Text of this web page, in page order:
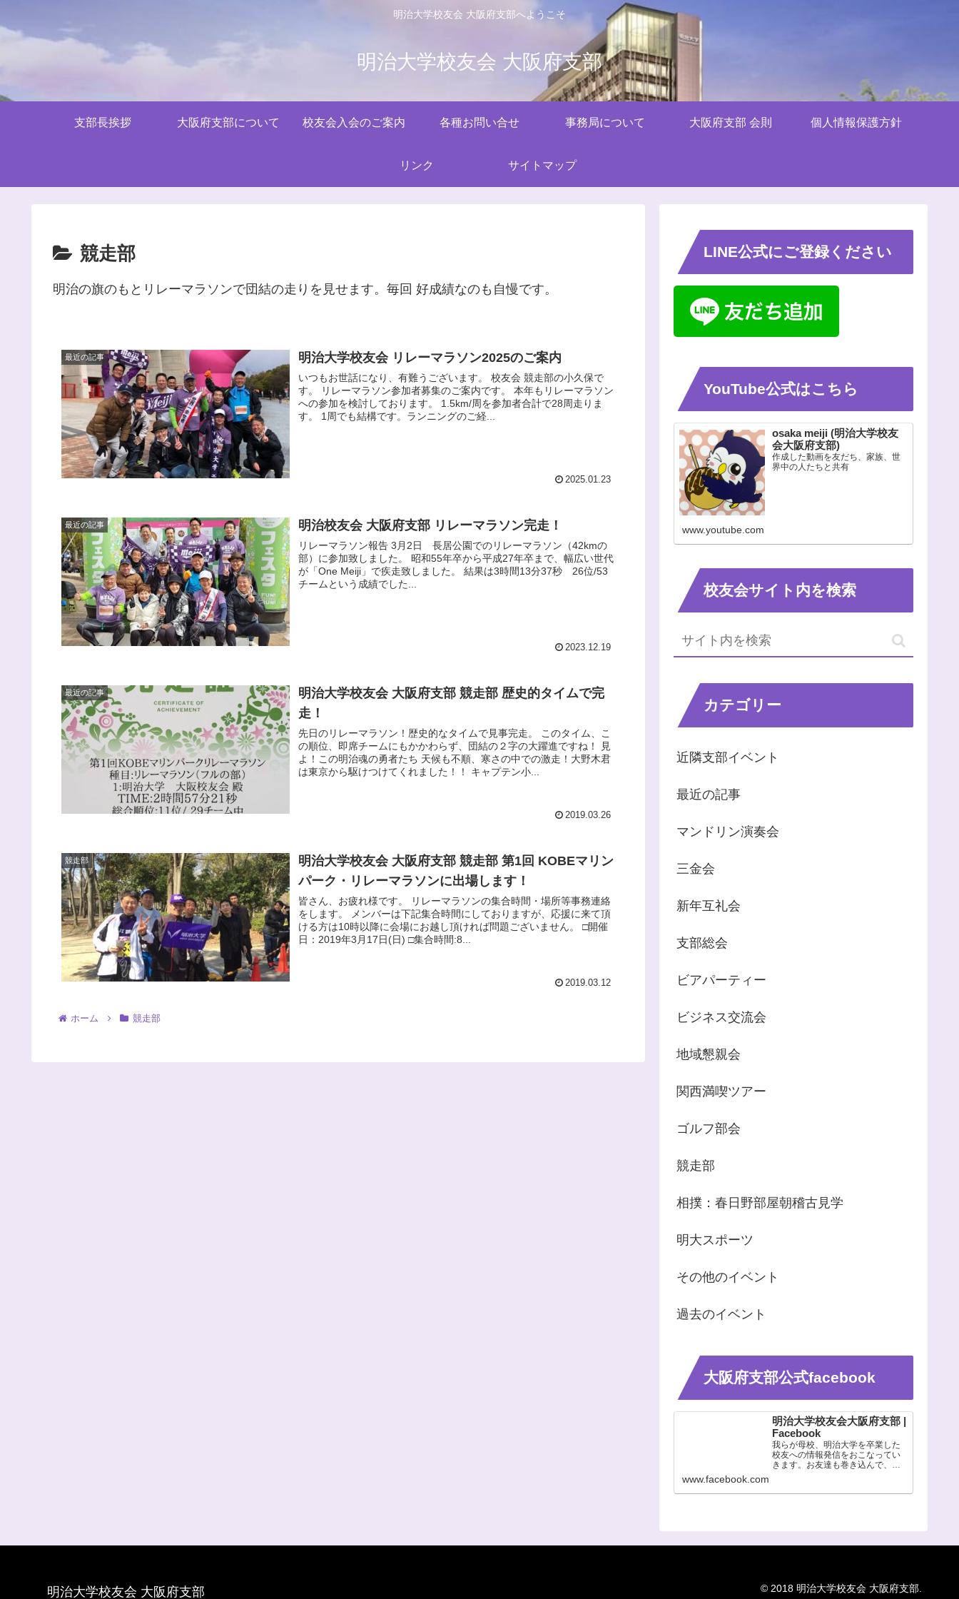
明治大学校友会 大阪府支部へようこそ
明治大学校友会 大阪府支部
支部長挨拶 大阪府支部について 校友会入会のご案内 各種お問い合せ 事務局について 大阪府支部 会則 個人情報保護方針
リンク サイトマップ
競走部
明治の旗のもとリレーマラソンで団結の走りを見せます。毎回 好成績なのも自慢です。
最近の記事 明治大学校友会 リレーマラソン2025のご案内
いつもお世話になり、有難うございます。 校友会 競走部の小久保で
す。 リレーマラソン参加者募集のご案内です。 本年もリレーマラソン
への参加を検討しております。 1.5km/周を参加者合計で28周走りま
す。 1周でも結構です。ランニングのご経...
2025.01.23
最近の記事 明治校友会 大阪府支部 リレーマラソン完走！
リレーマラソン報告 3月2日 長居公園でのリレーマラソン（42kmの
部）に参加致しました。 昭和55年卒から平成27年卒まで、幅広い世代
が「One Meiji」で疾走致しました。 結果は3時間13分37秒 26位/53
チームという成績でした...
2023.12.19
最近の記事
明治大学校友会 大阪府支部 競走部 歴史的タイムで完
走！
先日のリレーマラソン！歴史的なタイムで見事完走。 このタイム、こ
の順位、即席チームにもかかわらず、団結の２字の大躍進ですね！ 見
よ！この明治魂の勇者たち 天候も不順、寒さの中での激走！大野木君
は東京から駆けつけてくれました！！ キャプテン小...
2019.03.26
競走部
明治大学校友会 大阪府支部 競走部 第1回 KOBEマリン
パーク・リレーマラソンに出場します！
皆さん、お疲れ様です。 リレーマラソンの集合時間・場所等事務連絡
をします。 メンバーは下記集合時間にしておりますが、応援に来て頂
ける方は10時以降に会場にお越し頂ければ問題ございません。 □開催
日：2019年3月17日(日) □集合時間:8...
2019.03.12
ホーム 競走部
LINE公式にご登録ください
YouTube公式はこちら
osaka meiji (明治大学校友
会大阪府支部)
作成した動画を友だち、家族、世
界中の人たちと共有
www.youtube.com
校友会サイト内を検索
カテゴリー
近隣支部イベント
最近の記事
マンドリン演奏会
三金会
新年互礼会
支部総会
ビアパーティー
ビジネス交流会
地域懇親会
関西満喫ツアー
ゴルフ部会
競走部
相撲：春日野部屋朝稽古見学
明大スポーツ
その他のイベント
過去のイベント
大阪府支部公式facebook
明治大学校友会大阪府支部 |
Facebook
我らが母校、明治大学を卒業した
校友への情報発信をおこなってい
きます。お友達も巻き込んで、共
www.facebook.com
明治大学校友会 大阪府支部 © 2018 明治大学校友会 大阪府支部.